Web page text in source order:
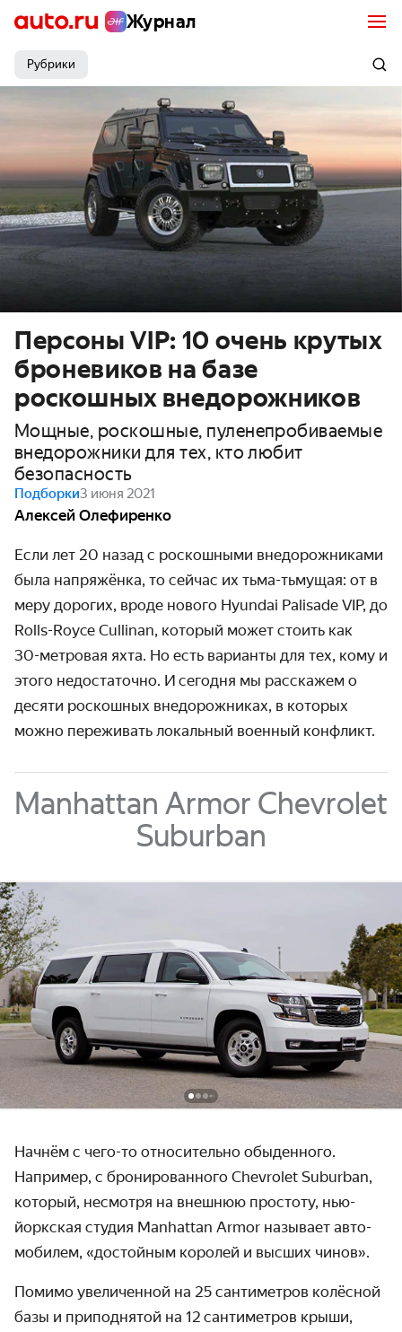
Журнал
Рубрики
Персоны VIP: 10 очень крутых
броневиков на базе
роскошных внедорожников
Мощные, роскошные, пуленепробиваемые
внедорожники для тех, кто любит
безопасность
Подборки3 июня 2021
Алексей Олефиренко
Если лет 20 назад с роскошными внедорож­никами
была напряжёнка, то сейчас их тьма-тьмущая: от в
меру дорогих, вроде нового Hyundai Palisade VIP, до
Rolls-Royce Cullinan, который может стоить как
30-метро­вая яхта. Но есть варианты для тех, кому и
этого недо­статочно. И сегодня мы расскажем о
десяти роскошных внедорож­никах, в которых
можно переживать локальный военный конфликт.
Manhattan Armor Chevrolet
Suburban
Начнём с чего-то относительно обыденного.
Например, с брониро­ванного Chevrolet Suburban,
который, несмотря на внешнюю простоту, нью-
йоркская студия Manhattan Armor называет авто­
мобилем, «достойным королей и высших чинов».
Помимо увеличенной на 25 сантиметров колёсной
базы и приподнятой на 12 санти­метров крыши,